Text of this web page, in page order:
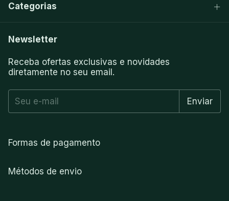
Categorias
Newsletter
Receba ofertas exclusivas e novidades
diretamente no seu email.
Formas de pagamento
Métodos de envio